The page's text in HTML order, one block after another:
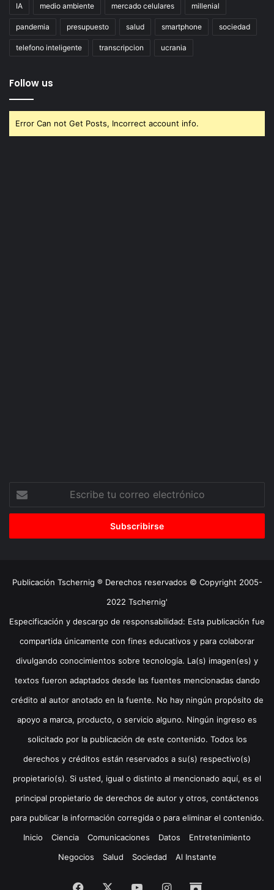
IA medio ambiente mercado celulares millenial
pandemia presupuesto salud smartphone sociedad
telefono inteligente transcripcion ucrania
Follow us
Error Can not Get Posts, Incorrect account info.
correo
Publicación Tschernig ® Derechos reservados © Copyright 2005-
2022 Tschernig'
Especificación y descargo de responsabilidad: Esta publicación fue
compartida únicamente con fines educativos y para colaborar
divulgando conocimientos sobre tecnología. La(s) imagen(es) y
textos fueron adaptados desde las fuentes mencionadas dando
crédito al autor anotado en la fuente. No hay ningún propósito de
apoyo a marca, producto, o servicio alguno. Ningún ingreso es
solicitado por la publicación de este contenido. Todos los
derechos y créditos están reservados a su(s) respectivo(s)
propietario(s). Si usted, igual o distinto al mencionado aquí, es el
principal propietario de derechos de autor y otros, contáctenos
para publicar la información corregida o para eliminar el contenido.
Inicio
Ciencia Comunicaciones Datos
Entretenimiento
Negocios
Salud Sociedad Al Instante
Facebook YouTubeInstagramArchive